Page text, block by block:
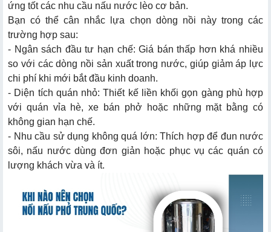
ứng tốt các nhu cầu nấu nước lèo cơ bản.
Bạn có thể cân nhắc lựa chọn dòng nồi này trong các
trường hợp sau:
- Ngân sách đầu tư hạn chế: Giá bán thấp hơn khá nhiều
so với các dòng nồi sản xuất trong nước, giúp giảm áp lực
chi phí khi mới bắt đầu kinh doanh.
- Diện tích quán nhỏ: Thiết kế liền khối gọn gàng phù hợp
với quán vỉa hè, xe bán phở hoặc những mặt bằng có
không gian hạn chế.
- Nhu cầu sử dụng không quá lớn: Thích hợp để đun nước
sôi, nấu nước dùng đơn giản hoặc phục vụ các quán có
lượng khách vừa và ít.